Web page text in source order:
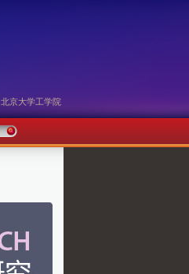
北京大学工学院